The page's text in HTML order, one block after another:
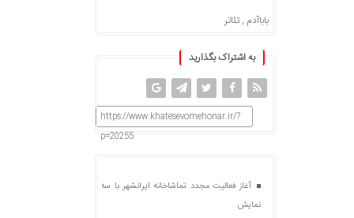
باباآدم ,تئاتر
به اشتراک بگذارید
https://www.khatesevomehonar.ir/?
p=20255
آغاز فعالیت مجدد تماشاخانه ایرانشهر با سه
نمایش